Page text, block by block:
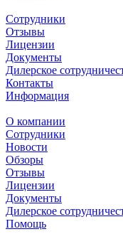
Сотрудники
Отзывы
Лицензии
Документы
Дилерское
Контакты
Информация
О компании
Сотрудники
Новости
Обзоры
Отзывы
Лицензии
Документы
Дилерское
Помощь